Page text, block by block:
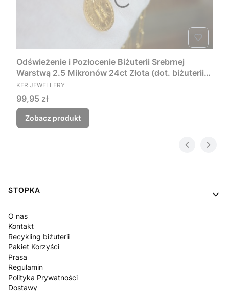
Odświeżenie i Pozłocenie Biżuterii Srebrnej
Warstwą 2.5 Mikronów 24ct Złota (dot. biżuterii
wykonanej ze srebra pr.925)
PRODUCENT
KER JEWELLERY
Cena
99,95 zł
Zobacz produkt
Linki w stopce
STOPKA
O nas
Kontakt
Recykling biżuterii
Pakiet Korzyści
Prasa
Regulamin
Polityka Prywatności
Dostawy